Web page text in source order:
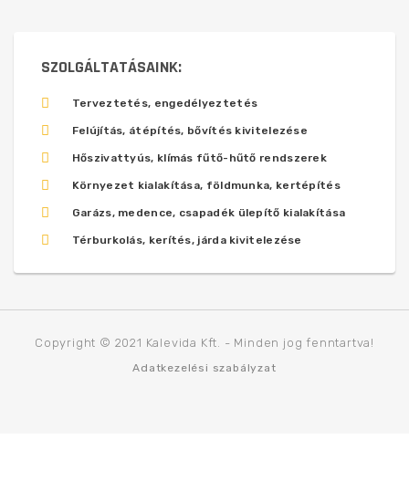
SZOLGÁLTATÁSAINK:
Terveztetés, engedélyeztetés
Felújítás, átépítés, bővítés kivitelezése
Hőszivattyús, klímás fűtő-hűtő rendszerek
Környezet kialakítása, földmunka, kertépítés
Garázs, medence, csapadék ülepítő kialakítása
Térburkolás, kerítés, járda kivitelezése
Copyright © 2021 Kalevida Kft. - Minden jog fenntartva!
Adatkezelési szabályzat